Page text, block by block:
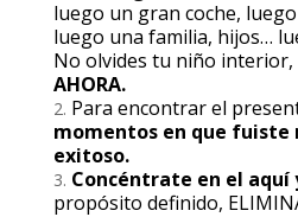
luego un gran coche,
luego una familia, hijos…
No olvides tu niño interior,
AHORA.
Para encontrar el
momentos en que fuiste
exitoso.
Concéntrate en el aquí
propósito definido,